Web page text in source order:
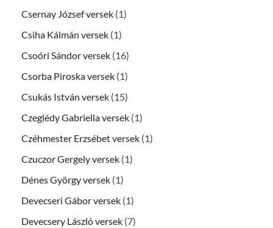
Csernay József versek (1)
Csiha Kálmán versek (1)
Csoóri Sándor versek (16)
Csorba Piroska versek (1)
Csukás István versek (15)
Czeglédy Gabriella versek (1)
Czéhmester Erzsébet versek (1)
Czuczor Gergely versek (1)
Dénes György versek (1)
Devecseri Gábor versek (1)
Devecsery László versek (7)